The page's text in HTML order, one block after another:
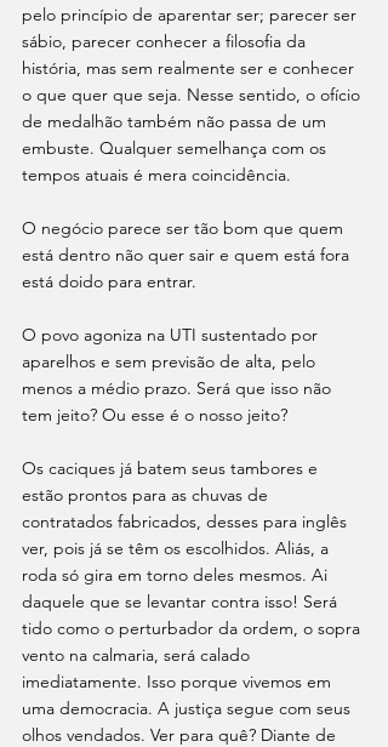
pelo princípio de aparentar ser; parecer ser
sábio, parecer conhecer a filosofia da
história, mas sem realmente ser e conhecer
o que quer que seja. Nesse sentido, o ofício
de medalhão também não passa de um
embuste. Qualquer semelhança com os
tempos atuais é mera coincidência.
O negócio parece ser tão bom que quem
está dentro não quer sair e quem está fora
está doido para entrar.
O povo agoniza na UTI sustentado por
aparelhos e sem previsão de alta, pelo
menos a médio prazo. Será que isso não
tem jeito? Ou esse é o nosso jeito?
Os caciques já batem seus tambores e
estão prontos para as chuvas de
contratados fabricados, desses para inglês
ver, pois já se têm os escolhidos. Aliás, a
roda só gira em torno deles mesmos. Ai
daquele que se levantar contra isso! Será
tido como o perturbador da ordem, o sopra
vento na calmaria, será calado
imediatamente. Isso porque vivemos em
uma democracia. A justiça segue com seus
olhos vendados. Ver para quê? Diante de